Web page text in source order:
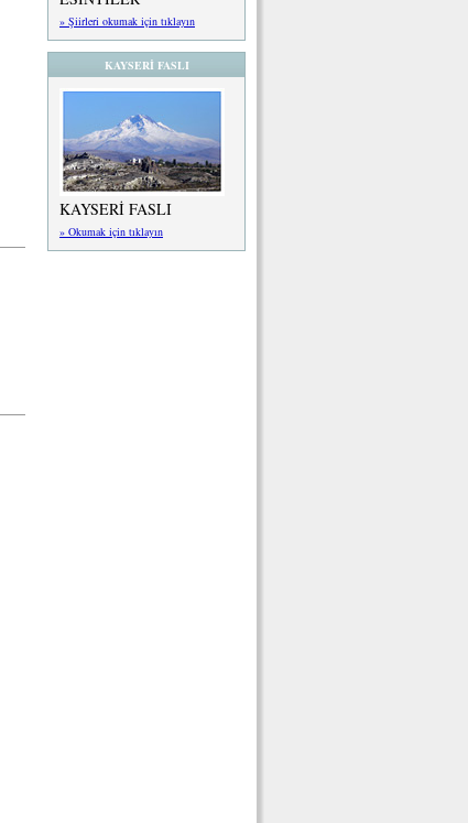
» Şiirleri okumak için tıklayın
KAYSERİ FASLI
KAYSERİ FASLI
» Okumak için tıklayın